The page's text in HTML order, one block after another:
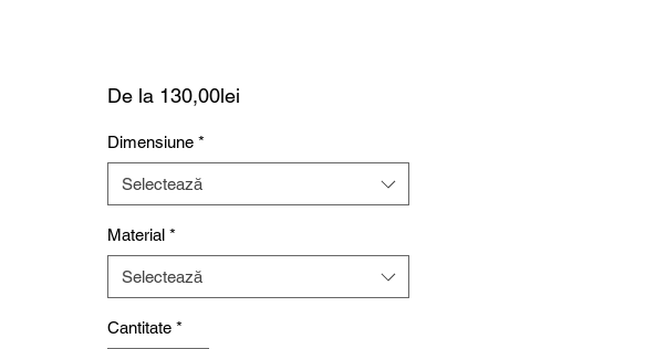
De la 130,00leiPreț
Dimensiune *
Selectează
Material *
Selectează
Cantitate *